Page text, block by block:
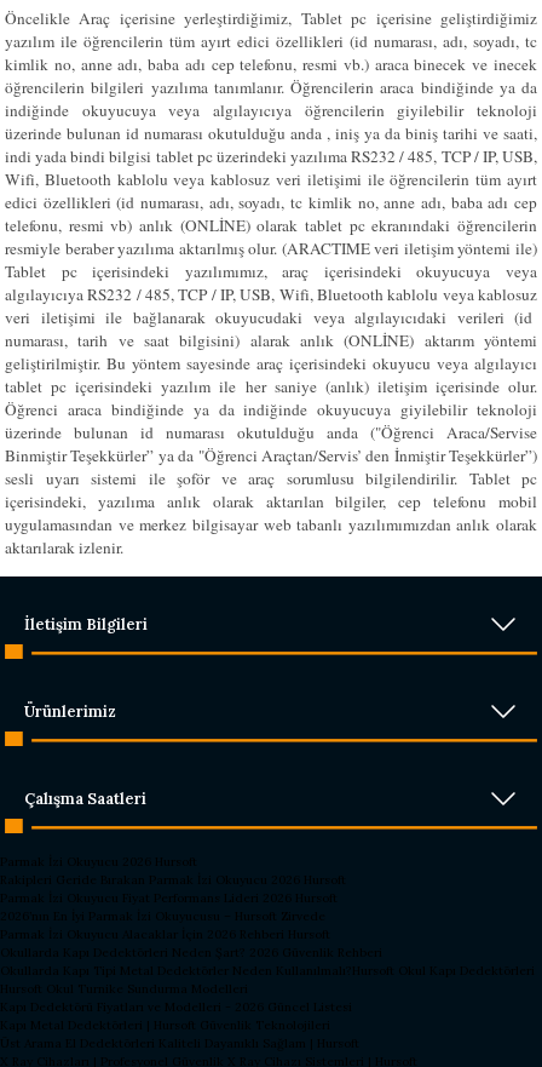
Öncelikle Araç içerisine yerleştirdiğimiz, Tablet pc içerisine geliştirdiğimiz
yazılım ile öğrencilerin tüm ayırt edici özellikleri (id numarası, adı, soyadı, tc
kimlik no, anne adı, baba adı cep telefonu, resmi vb.) araca binecek ve inecek
öğrencilerin bilgileri yazılıma tanımlanır. Öğrencilerin araca bindiğinde ya da
indiğinde okuyucuya veya algılayıcıya öğrencilerin giyilebilir teknoloji
üzerinde bulunan id numarası okutulduğu anda , iniş ya da biniş tarihi ve saati,
indi yada bindi bilgisi tablet pc üzerindeki yazılıma RS232 / 485, TCP / IP, USB,
Wifi, Bluetooth kablolu veya kablosuz veri iletişimi ile öğrencilerin tüm ayırt
edici özellikleri (id numarası, adı, soyadı, tc kimlik no, anne adı, baba adı cep
telefonu, resmi vb) anlık (ONLİNE) olarak tablet pc ekranındaki öğrencilerin
resmiyle beraber yazılıma aktarılmış olur. (ARACTIME veri iletişim yöntemi ile)
Tablet pc içerisindeki yazılımımız, araç içerisindeki okuyucuya veya
algılayıcıya RS232 / 485, TCP / IP, USB, Wifi, Bluetooth kablolu veya kablosuz
veri iletişimi ile bağlanarak okuyucudaki veya algılayıcıdaki verileri (id
numarası, tarih ve saat bilgisini) alarak anlık (ONLİNE) aktarım yöntemi
geliştirilmiştir. Bu yöntem sayesinde araç içerisindeki okuyucu veya algılayıcı
tablet pc içerisindeki yazılım ile her saniye (anlık) iletişim içerisinde olur.
Öğrenci araca bindiğinde ya da indiğinde okuyucuya giyilebilir teknoloji
üzerinde bulunan id numarası okutulduğu anda ("Öğrenci Araca/Servise
Binmiştir Teşekkürler” ya da "Öğrenci Araçtan/Servis’ den İnmiştir Teşekkürler”)
sesli uyarı sistemi ile şoför ve araç sorumlusu bilgilendirilir. Tablet pc
içerisindeki, yazılıma anlık olarak aktarılan bilgiler, cep telefonu mobil
uygulamasından ve merkez bilgisayar web tabanlı yazılımımızdan anlık olarak
aktarılarak izlenir.
İletişim Bilgileri
Ürünlerimiz
Çalışma Saatleri
Parmak İzi Okuyucu 2026 Hursoft
Rakipleri Geride Bırakan Parmak İzi Okuyucu 2026 Hursoft
Parmak İzi Okuyucu Fiyat Performans Lideri 2026 Hursoft
2026’nın En İyi Parmak İzi Okuyucusu – Hursoft Zirvede
Parmak İzi Okuyucu Alacaklar İçin 2026 Rehberi Hursoft
Okullarda Kapı Dedektörleri Neden Şart? 2026 Güvenlik Rehberi
Okullarda Kapı Tipi Metal Dedektörler Neden Kullanılmalı?Hursoft Okul Kapı Dedektörleri
Hursoft Okul Turnike Sundurma Modelleri
Kapı Dedektörü Fiyatları ve Modelleri - 2026 Güncel Listesi
Kapı Metal Dedektörleri | Hursoft Güvenlik Teknolojileri
Üst Arama El Dedektörleri Kaliteli Dayanıklı Sağlam | Hursoft
X Ray Cihazları | Profesyonel Güvenlik X Ray Cihazı Sistemleri | Hursoft